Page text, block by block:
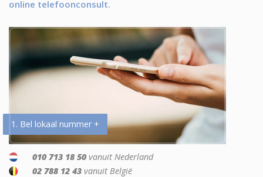
online telefoonconsult.
1. Bel lokaal nummer +
010 713 18 50 vanuit Nederland
02 788 12 43 vanuit België